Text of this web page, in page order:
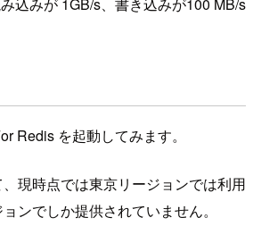
Redis を起動してみます。
現時点では東京リージョンでは利用
ンでしか提供されていません。